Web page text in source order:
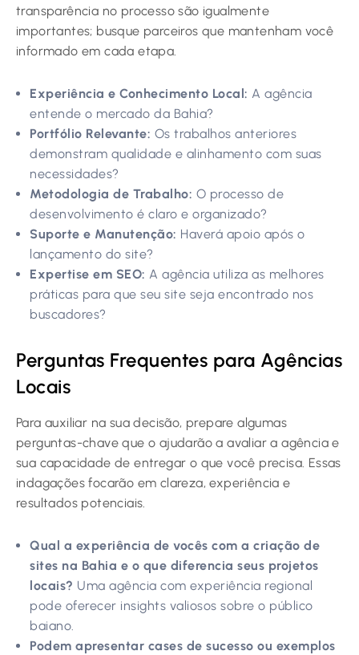
transparência no processo são igualmente
importantes; busque parceiros que mantenham você
informado em cada etapa.
Experiência e Conhecimento Local: A agência
entende o mercado da Bahia?
Portfólio Relevante: Os trabalhos anteriores
demonstram qualidade e alinhamento com suas
necessidades?
Metodologia de Trabalho: O processo de
desenvolvimento é claro e organizado?
Suporte e Manutenção: Haverá apoio após o
lançamento do site?
Expertise em SEO: A agência utiliza as melhores
práticas para que seu site seja encontrado nos
buscadores?
Perguntas Frequentes para Agências
Locais
Para auxiliar na sua decisão, prepare algumas
perguntas-chave que o ajudarão a avaliar a agência e
sua capacidade de entregar o que você precisa. Essas
indagações focarão em clareza, experiência e
resultados potenciais.
Qual a experiência de vocês com a criação de
sites na Bahia e o que diferencia seus projetos
locais? Uma agência com experiência regional
pode oferecer insights valiosos sobre o público
baiano.
Podem apresentar cases de sucesso ou exemplos